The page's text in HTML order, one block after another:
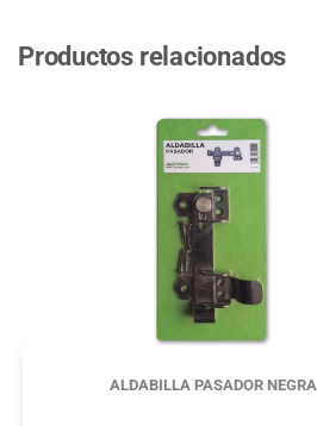
Productos relacionados
ALDABILLA PASADOR NEGRA